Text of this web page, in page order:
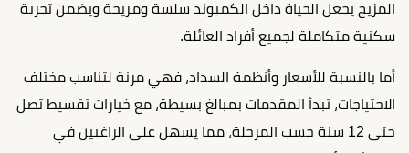
المزيج يجعل الحياة داخل الكمبوند سلسة ومريحة ويضمن تجربة
سكنية متكاملة لجميع أفراد العائلة.
أما بالنسبة للأسعار وأنظمة السداد، فهي مرنة لتناسب مختلف
الاحتياجات، تبدأ المقدمات بمبالغ بسيطة، مع خيارات تقسيط تصل
حتى 12 سنة حسب المرحلة، مما يسهل على الراغبين في